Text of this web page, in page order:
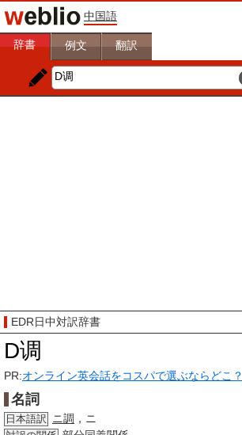
中国語
辞書 例文 翻訳
EDR日中対訳辞書
D调
PR:オンライン英会話をコスパで選ぶならどこ？
名詞
日本語訳 ニ調 ，ニ